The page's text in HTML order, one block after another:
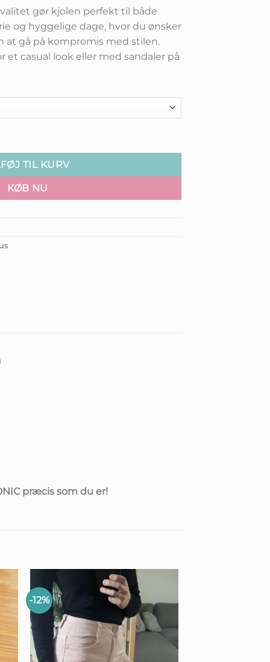
gør kjolen perfekt til både
og hyggelige dage, hvor du ønsker
at gå på kompromis med stilen.
et casual look eller med sandaler på
Plus antal
TIL KURV
KØB NU
præcis som du er!
-12%